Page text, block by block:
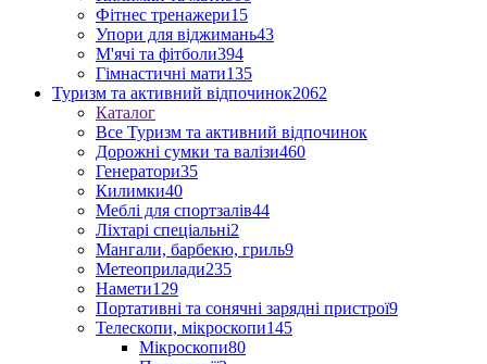
Фітнес тренажери15
Упори для віджимань43
М'ячі та фітболи394
Гімнастичні мати135
Туризм та активний відпочинок2062
Каталог
Все Туризм та активний відпочинок
Дорожні сумки та валізи460
Генератори35
Килимки40
Меблі для спортзалів44
Ліхтарі спеціальні2
Мангали, барбекю, гриль9
Метеоприлади235
Намети129
Портативні та сонячні зарядні пристрої9
Телескопи, мікроскопи145
Мікроскопи80